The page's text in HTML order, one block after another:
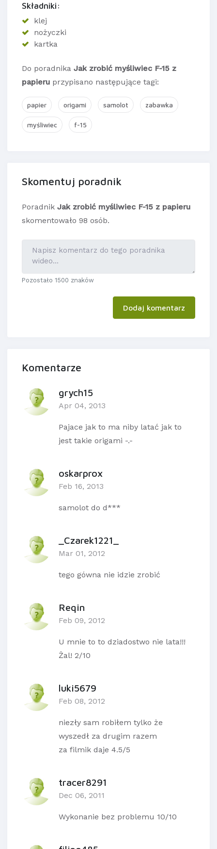
Składniki:
klej
nożyczki
kartka
Do poradnika Jak zrobić myśliwiec F-15 z
papieru przypisano następujące tagi:
papier origami samolot zabawka
myśliwiec f-15
Skomentuj poradnik
Poradnik Jak zrobić myśliwiec F-15 z papieru
skomentowało 98 osób.
Pozostało 1500 znaków
Dodaj komentarz
Komentarze
grych15
Apr 04, 2013
Pajace jak to ma niby latać jak to
jest takie origami -.-
oskarprox
Feb 16, 2013
samolot do d***
_Czarek1221_
Mar 01, 2012
tego gówna nie idzie zrobić
Reqin
Feb 09, 2012
U mnie to to dziadostwo nie lata!!!
Żal! 2/10
luki5679
Feb 08, 2012
niezły sam robiłem tylko że
wyszedł za drugim razem
za filmik daje 4.5/5
tracer8291
Dec 06, 2011
Wykonanie bez problemu 10/10